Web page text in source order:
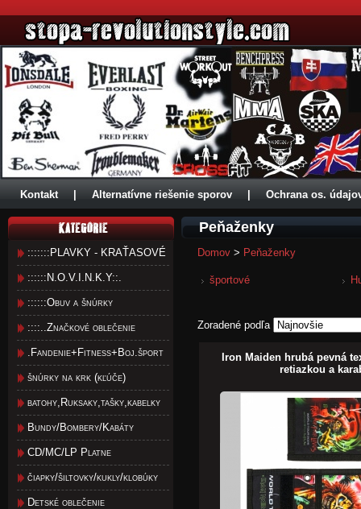
Kontakt Alternatívne riešenie sporov Ochrana os.
:::::::PLAVKY - KRAŤASOVÉ
::::::N.O.V.I.N.K.Y::.
::::::Obuv a šnúrky
::::..Značkové oblečenie
.Fandenie+Fitness+Boj.šport
šnúrky na krk (kľúče)
batohy,Ruksaky,tašky,kabelky
Bundy/Bombery/Kabáty
CD/MC/LP Platne
čiapky/šiltovky/kukly/klobúky
Detské oblečenie
Peňaženky
Domov > Peňaženky
športové
Zoradené podľa
Iron Maiden hrubá pevná
retiazkou a